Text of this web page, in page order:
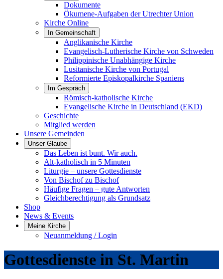
Dokumente
Ökumene-Aufgaben der Utrechter Union
Kirche Online
In Gemeinschaft
Anglikanische Kirche
Evangelisch-Lutherische Kirche von Schweden
Philippinische Unabhängige Kirche
Lusitanische Kirche von Portugal
Reformierte Episkopalkirche Spaniens
Im Gespräch
Römisch-katholische Kirche
Evangelische Kirche in Deutschland (EKD)
Geschichte
Mitglied werden
Unsere Gemeinden
Unser Glaube
Das Leben ist bunt. Wir auch.
Alt-katholisch in 5 Minuten
Liturgie – unsere Gottesdienste
Von Bischof zu Bischof
Häufige Fragen – gute Antworten
Gleichberechtigung als Grundsatz
Shop
News & Events
Meine Kirche
Neuanmeldung / Login
Gottesdienste in St. Martin